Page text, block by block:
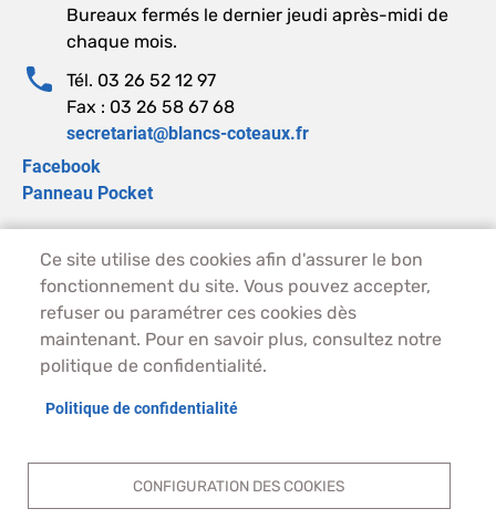
Bureaux fermés le dernier jeudi après-midi de
chaque mois.
Tél. 03 26 52 12 97
Fax : 03 26 58 67 68
secretariat@blancs-coteaux.fr
Facebook
Panneau Pocket
Ce site utilise des cookies afin d'assurer le bon
fonctionnement du site. Vous pouvez accepter,
refuser ou paramétrer ces cookies dès
maintenant. Pour en savoir plus, consultez notre
politique de confidentialité.
Politique de confidentialité
CONFIGURATION DES COOKIES
PIED DE PAGE - BLANCS-COTEAUX
ACCUEIL
CONTACT
MENTIONS LÉGALES
ACCESSIBILITÉ